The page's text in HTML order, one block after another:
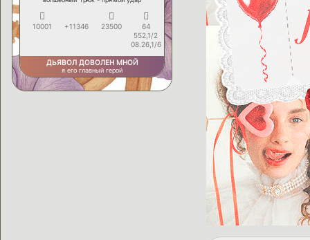
10001 +11346 23500
64
552,1/2
08.26,1/6
ДЬЯВОЛ ДОВОЛЕН МНОЙ
я его главный герой